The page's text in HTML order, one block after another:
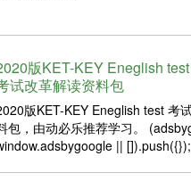
版KET-KEY Eneglish
试改革解读资料包
版KET-KEY Eneglish test 考
包，由动必乐推荐学习。
||